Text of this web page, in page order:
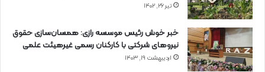
تیر ۲۶, ۱۴۰۲
خبر خوش رئیس موسسه رازی: همسان‌سازی حقوق
نیروهای شرکتی با کارکنان رسمی غیرهیئت علمی
اردیبهشت ۱۹, ۱۴۰۳